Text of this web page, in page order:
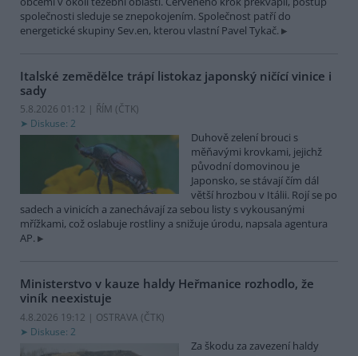
společnosti sleduje se znepokojením. Společnost patří do
energetické skupiny Sev.en, kterou vlastní Pavel Tykač.
Italské zemědělce trápí listokaz japonský ničící vinice i
sady
5.8.2026 01:12 | ŘÍM (ČTK)
Diskuse: 2
Duhově zelení brouci s
měňavými krovkami, jejichž
původní domovinou je
Japonsko, se stávají čím dál
větší hrozbou v Itálii. Rojí se po
sadech a vinicích a zanechávají za sebou listy s vykousanými
mřížkami, což oslabuje rostliny a snižuje úrodu, napsala agentura
AP.
Ministerstvo v kauze haldy Heřmanice rozhodlo, že
viník neexistuje
4.8.2026 19:12 | OSTRAVA (ČTK)
Diskuse: 2
Za škodu za zavezení haldy